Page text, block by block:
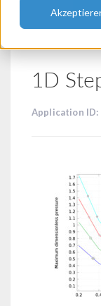
1D
Application ID: